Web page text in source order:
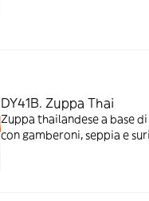
DY41B. Zuppa Thai
Zuppa thailandese a base
con gamberoni, seppia e